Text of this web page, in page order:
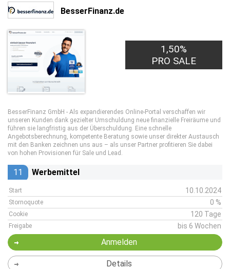
BesserFinanz.de
1,00€
PRO LEAD
1,50%
PRO SALE
BesserFinanz GmbH - Als expandierendes Online-Portal verschaffen wir
unseren Kunden dank gezielter Umschuldung neue finanzielle Freiräume und
führen sie langfristig aus der Überschuldung. Eine schnelle
Angebotsberechnung, kompetente Beratung sowie unser direkter Austausch
mit den Banken zeichnen uns aus – als unser Partner profitieren Sie dabei
von hohen Provisionen für Sale und Lead.
11 Werbemittel
Start 10.10.2024
Stornoquote 0 %
Cookie 120 Tage
Freigabe bis 6 Wochen
Anmelden
Details